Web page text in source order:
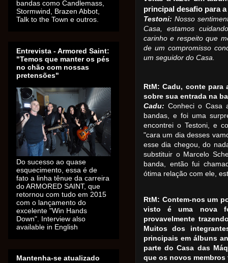
principal desafio para
Testoni: Nosso
Casa, estamos
carinho e respeito que
de um compromisso
um seguidor do Casa.
RtM: Cadu, conte
sobre sua entrada na
Cadu: Conheci o Casa
bandas, e foi uma
encontrei o Testoni, e
"cara um dia desses
esse dia chegou, do
substituir o Marcelo
banda, então fui
ótima relação com ele,
RtM: Contem-nos um
visto é uma nova
provavelmente
Muitos dos
principais em álbuns
parte do Casa das
que os novos membros
bandas como Candlemass,
Stormwind, Brazen Abbot,
Talk to the Town e outros.
Entrevista - Armored Saint:
"Temos que manter os pés
no chão com nossas
pretensões"
Do sucesso ao quase
esquecimento, essa é de
fato a linha tênue da carreira
do ARMORED SAINT, que
retornou com tudo em 2015
com o lançamento do
excelente "Win Hands
Down". Interview also
available in English
Mantenha-se atualizado